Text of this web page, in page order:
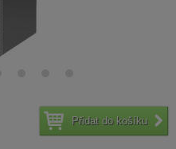
Přidat do košíku